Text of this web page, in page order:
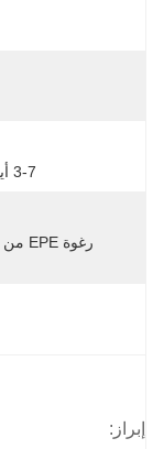
3-7 أيام لعينة الطلب، 10-15 يوما للطلب بالجملة بعد
إبراز: